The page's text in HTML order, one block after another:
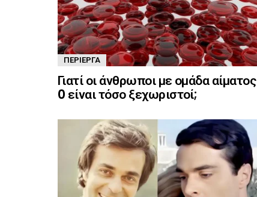
ΠΕΡΊΕΡΓΑ
Γιατί οι άνθρωποι με ομάδα αίματος
0 είναι τόσο ξεχωριστοί;